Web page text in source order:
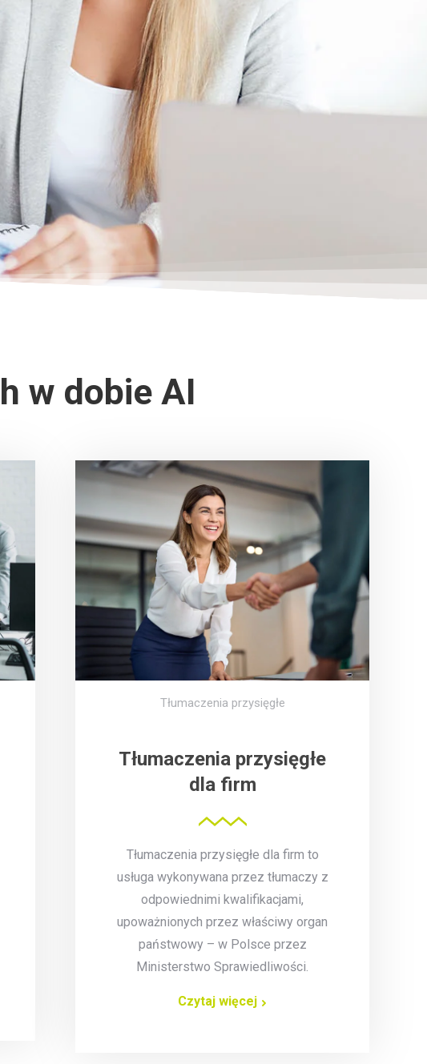
w dobie AI
Tłumaczenia przysięgłe
Tłumaczenia przysięgłe
dla firm
Tłumaczenia przysięgłe dla firm to
usługa wykonywana przez tłumaczy z
odpowiednimi kwalifikacjami,
upoważnionych przez właściwy organ
państwowy – w Polsce przez
Ministerstwo Sprawiedliwości.
Czytaj więcej